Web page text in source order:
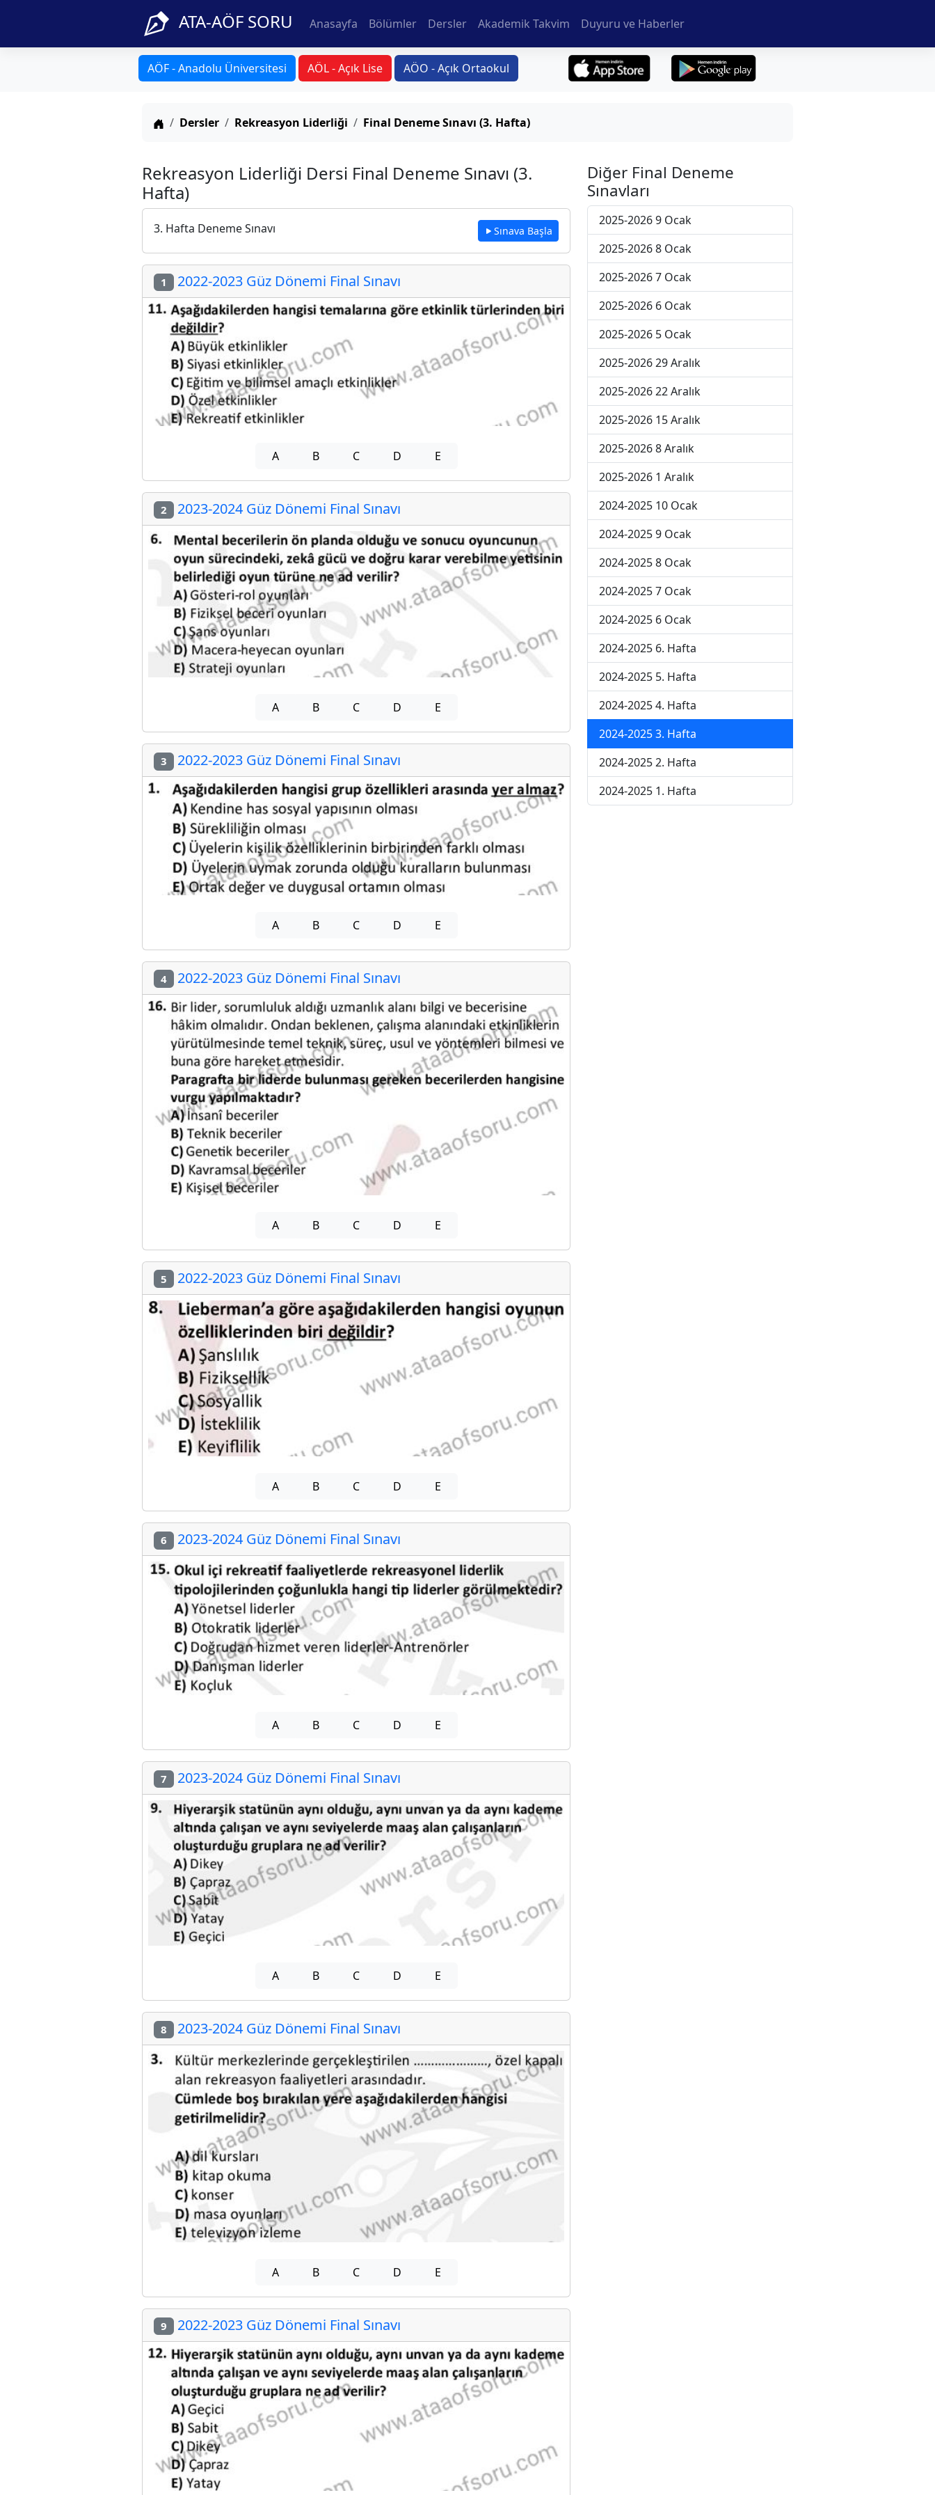
ATA-AÖF SORU Anasayfa Bölümler Dersler Akademik Takvim Duyuru ve Haberler
AÖF - Anadolu Üniversitesi AÖL - Açık Lise AÖO - Açık Ortaokul
Anasayfa
Dersler Rekreasyon Liderliği Final Deneme Sınavı (3. Hafta)
Rekreasyon Liderliği Dersi Final Deneme Sınavı (3.
Hafta)
3. Hafta Deneme Sınavı Sınava Başla
1 2022-2023 Güz Dönemi Final Sınavı
A B C D E
2 2023-2024 Güz Dönemi Final Sınavı
A B C D E
3 2022-2023 Güz Dönemi Final Sınavı
A B C D E
4 2022-2023 Güz Dönemi Final Sınavı
A B C D E
5 2022-2023 Güz Dönemi Final Sınavı
A B C D E
6 2023-2024 Güz Dönemi Final Sınavı
A B C D E
7 2023-2024 Güz Dönemi Final Sınavı
A B C D E
8 2023-2024 Güz Dönemi Final Sınavı
A B C D E
9 2022-2023 Güz Dönemi Final Sınavı
Diğer Final Deneme
Sınavları
2025-2026 9 Ocak
2025-2026 8 Ocak
2025-2026 7 Ocak
2025-2026 6 Ocak
2025-2026 5 Ocak
2025-2026 29 Aralık
2025-2026 22 Aralık
2025-2026 15 Aralık
2025-2026 8 Aralık
2025-2026 1 Aralık
2024-2025 10 Ocak
2024-2025 9 Ocak
2024-2025 8 Ocak
2024-2025 7 Ocak
2024-2025 6 Ocak
2024-2025 6. Hafta
2024-2025 5. Hafta
2024-2025 4. Hafta
2024-2025 3. Hafta
2024-2025 2. Hafta
2024-2025 1. Hafta